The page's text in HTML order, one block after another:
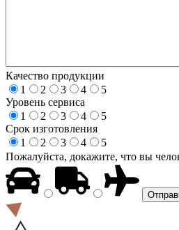
Качество продукции
1
2 3 4
5
Уровень сервиса
1
2 3 4
5
Срок изготовления
1
2 3 4
5
Пожалуйста, докажите, что вы